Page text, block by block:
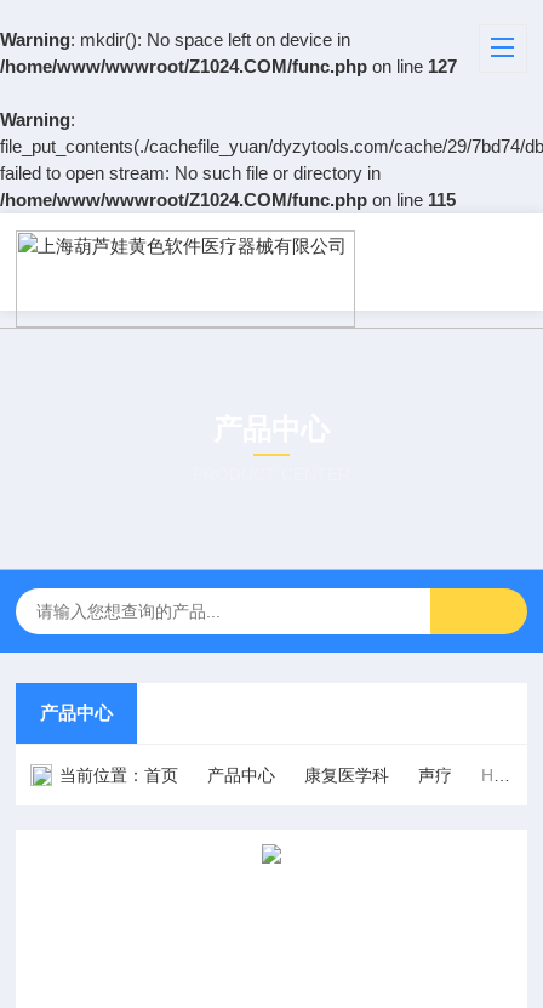
Warning: mkdir(): No space left on device in
/home/www/wwwroot/Z1024.COM/func.php on line 127
Warning:
file_put_contents(./cachefile_yuan/dyzytools.com/cache/29/7bd74/
failed to open stream: No such file or directory in
/home/www/wwwroot/Z1024.COM/func.php on line 115
产品中心
当前位置：首页 产品中心 康复医学科 声疗 HB-820D型四通道柜式超声波治疗仪